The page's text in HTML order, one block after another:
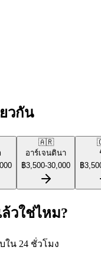
วกัน
🇦🇷
อาร์เจนตินา
฿3,500-30,000
฿
วใช่ไหม?
น 24 ชั่วโมง